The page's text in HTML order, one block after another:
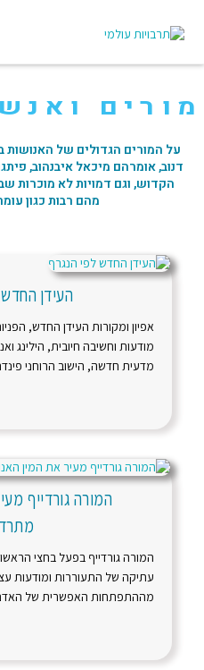
על המורים הגדולים של האנושות
דנוב, אומרהם מיכאל איבנהוב,
הקדוש, וגם דמויות לא מוכרות
מהם רבות כגון עומר
העידן החדש
אפיון ומקורות העידן החדש,
מודעות וחשיבה חיובית, הילינג
מדעית חדשה, הישוב הרוחני
המורה גורדייף
עתיקה של התעוררות ומודעות
מההתפתחות האפשרית של האדם